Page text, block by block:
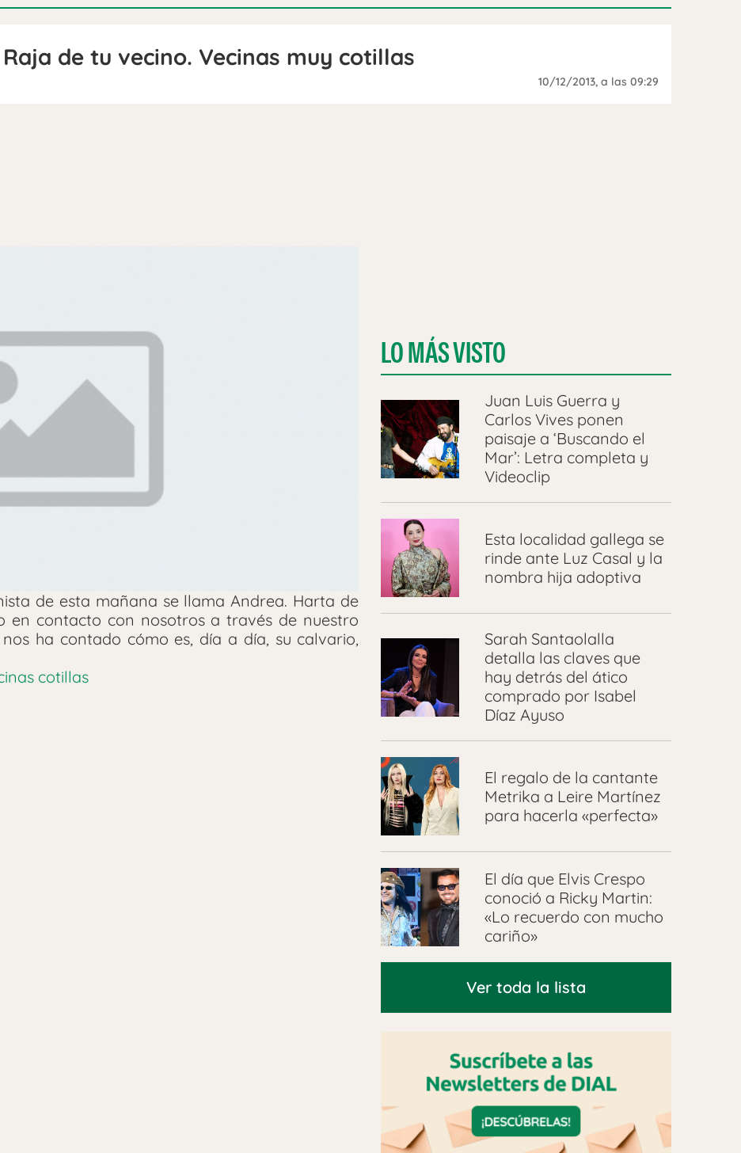
Raja de tu vecino. Vecinas muy cotillas
10/12/2013, a las 09:29
de esta mañana se llama Andrea. Harta de
en contacto con nosotros a través de nuestro
ha contado cómo es, día a día, su calvario,
cotillas
LO MÁS VISTO
Juan Luis Guerra y
Carlos Vives ponen
paisaje a ‘Buscando el
Mar’: Letra completa y
Videoclip
Esta localidad gallega se
rinde ante Luz Casal y la
nombra hija adoptiva
Sarah Santaolalla
detalla las claves que
hay detrás del ático
comprado por Isabel
Díaz Ayuso
El regalo de la cantante
Metrika a Leire Martínez
para hacerla «perfecta»
El día que Elvis Crespo
conoció a Ricky Martin:
«Lo recuerdo con mucho
cariño»
Ver toda la lista